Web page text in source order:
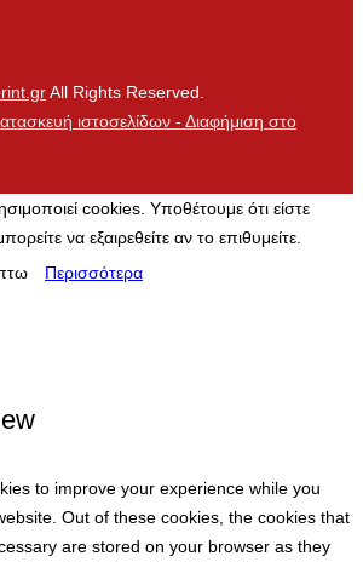
All Rights Reserved.
ιστοσελίδων - Διαφήμιση στο
cookies. Υποθέτουμε ότι είστε
να εξαιρεθείτε αν το επιθυμείτε.
Περισσότερα
to improve your experience while you
Out of these cookies, the cookies that
are stored on your browser as they